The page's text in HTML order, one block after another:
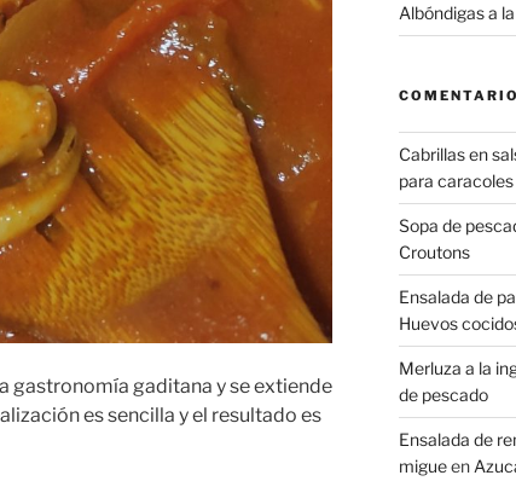
gastronomía gaditana y se extiende
es sencilla y el resultado es
Albóndigas a
Cabrillas en
para caracoles
Sopa de
Croutons
Ensalada de
Huevos
Merluza a la
de pescado
Ensalada de
migueen